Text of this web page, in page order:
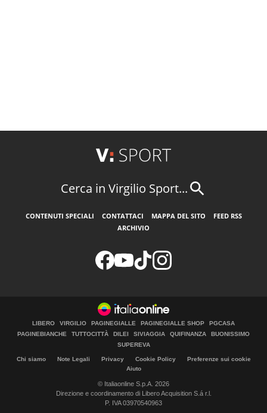
Cerca in Virgilio Sport...
CONTENUTI SPECIALI CONTATTACI MAPPA DEL SITO
FEED RSS
ARCHIVIO
LIBERO VIRGILIO PAGINEGIALLE PAGINEGIALLE SHOP
PGCASA
PAGINEBIANCHE
TUTTOCITTÀ DILEI SIVIAGGIA QUIFINANZA
BUONISSIMO
SUPEREVA
Chi siamo Note Legali Privacy Cookie Policy
Preferenze sui cookie
Aiuto
© Italiaonline S.p.A. 2026
Direzione e coordinamento di Libero Acquisition S.á r.l.
P. IVA 03970540963